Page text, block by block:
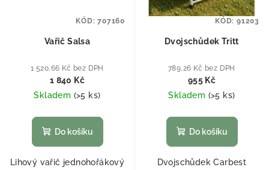
Vařič Salsa
1 520,66 Kč bez DPH
1 840 Kč
Skladem (>5 ks)
Do košíku
Lihový vařič jednohořákový
KÓD:707160
Dvojschůdek Tritt
789,26 Kč bez DPH
955 Kč
Skladem (>5 ks)
Do košíku
Dvojschůdek Carbest
KÓD: 91203